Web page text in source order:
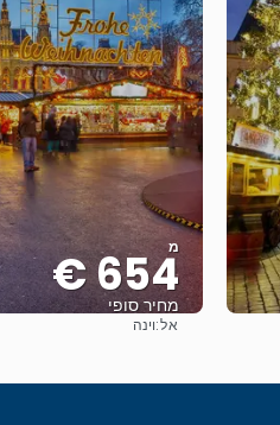
מ
654 €
מחיר סופי
אל:וינה